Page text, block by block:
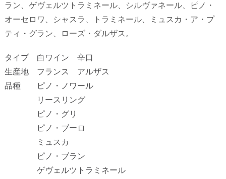
ラン、ゲヴェルツトラミネール、シルヴァネール、ピノ・
オーセロワ、シャスラ、トラミネール、ミュスカ・ア・プ
ティ・グラン、ローズ・ダルザス。
タイプ 白ワイン 辛口
生産地 フランス アルザス
品種 ピノ・ノワール
リースリング
ピノ・グリ
ピノ・ブーロ
ミュスカ
ピノ・ブラン
ゲヴェルツトラミネール